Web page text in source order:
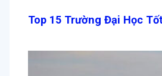
Top 15 Trường Đại Học